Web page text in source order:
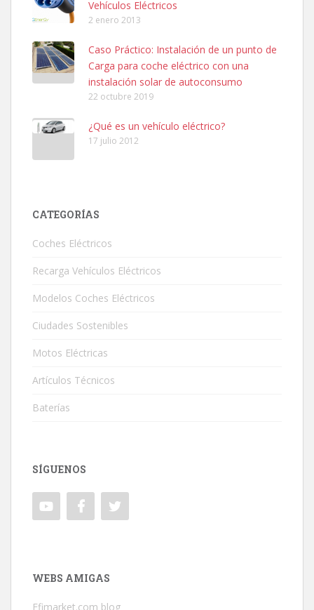
Vehículos Eléctricos
2 enero 2013
Caso Práctico: Instalación de un punto de
Carga para coche eléctrico con una
instalación solar de autoconsumo
22 octubre 2019
¿Qué es un vehículo eléctrico?
17 julio 2012
CATEGORÍAS
Coches Eléctricos
Recarga Vehículos Eléctricos
Modelos Coches Eléctricos
Ciudades Sostenibles
Motos Eléctricas
Artículos Técnicos
Baterías
SÍGUENOS
WEBS AMIGAS
Efimarket.com blog